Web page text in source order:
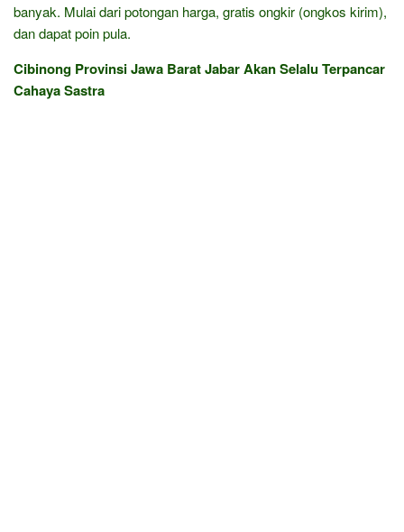
banyak. Mulai dari potongan harga, gratis ongkir (ongkos kirim),
dan dapat poin pula.
Cibinong Provinsi Jawa Barat Jabar Akan Selalu Terpancar
Cahaya Sastra